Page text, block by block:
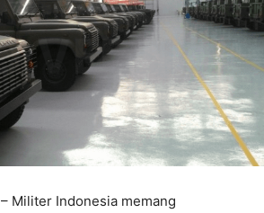
– Militer Indonesia memang